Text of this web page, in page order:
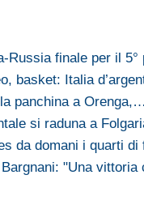
Russia finale per il 5°
basket: Italia
panchina a Orenga,…
si raduna a
da domani i quarti di
"Una